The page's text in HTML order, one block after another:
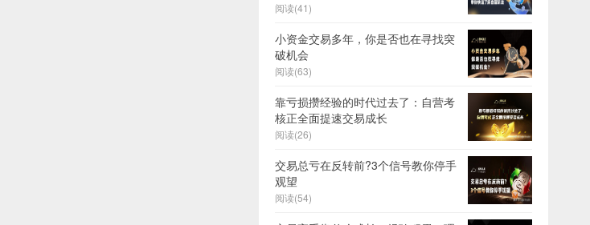
阅读(41)
小资金交易多年，你是否也在寻找突
破机会
阅读(63)
靠亏损攒经验的时代过去了：自营考
核正全面提速交易成长
阅读(26)
交易总亏在反转前?3个信号教你停手
观望
阅读(54)